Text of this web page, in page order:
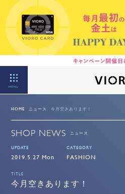
MENU
HOME ニュース 今月空きあります！
SHOP NEWS ニュース
UPDATE
2019.5.27 Mon
CATEGORY
FASHION
TITLE
今月空きあります！